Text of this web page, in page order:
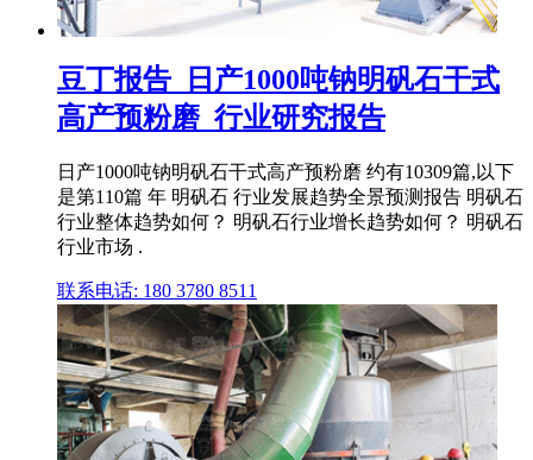
豆丁报告_日产1000吨钠明矾石干式
高产预粉磨_行业研究报告
日产1000吨钠明矾石干式高产预粉磨 约有10309篇,以下
是第110篇 年 明矾石 行业发展趋势全景预测报告 明矾石
行业整体趋势如何？ 明矾石行业增长趋势如何？ 明矾石
行业市场 .
联系电话: 180 3780 8511